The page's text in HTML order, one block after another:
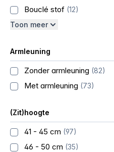
Bouclé stof (12)
Toon meer
Armleuning
Zonder armleuning (82)
Met armleuning (73)
(Zit)hoogte
41 - 45 cm (97)
46 - 50 cm (35)